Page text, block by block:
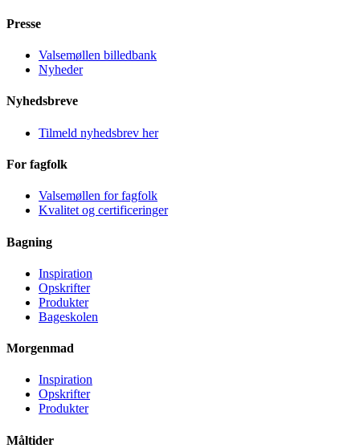
Presse
Valsemøllen billedbank
Nyheder
Nyhedsbreve
Tilmeld nyhedsbrev her
For fagfolk
Valsemøllen for fagfolk
Kvalitet og certificeringer
Bagning
Inspiration
Opskrifter
Produkter
Bageskolen
Morgenmad
Inspiration
Opskrifter
Produkter
Måltider